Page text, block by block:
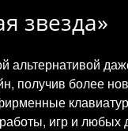
звезда»
альтернативой
получив более
игр и любых